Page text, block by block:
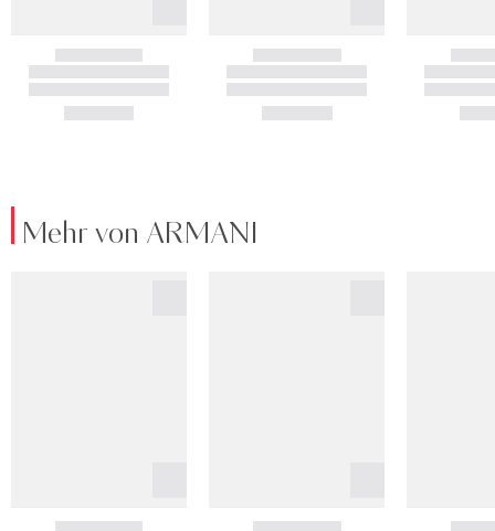
Mehr von ARMANI